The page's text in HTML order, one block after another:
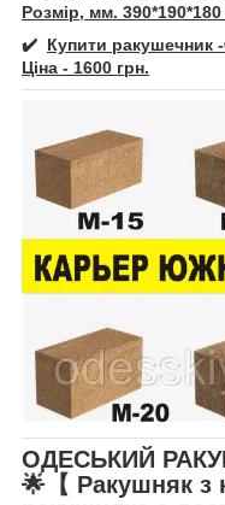
Розмір, мм.
✔️ Купити ракушечник -
Ціна - 1600 грн.
ОДЕСЬКИЙ
🌟【 Ракушняк з